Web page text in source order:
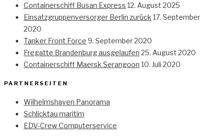
Containerschiff Busan Express 12. August 2025
Einsatzgruppenversorger Berlin zurück 17. September
2020
Tanker Front Force 9. September 2020
Fregatte Brandenburg ausgelaufen 25. August 2020
Containerschiff Maersk Serangoon 10. Juli 2020
PARTNERSEITEN
Wilhelmshaven Panorama
Schlicktau maritim
EDV-Crew Computerservice